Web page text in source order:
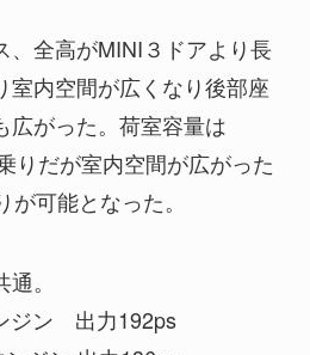
、全高がMINI３ドアより長
室内空間が広くなり後部座
広がった。荷室容量は
りだが室内空間が広がった
可能となった。
。
ジン 出力192ps